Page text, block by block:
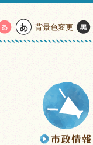
背景色変更